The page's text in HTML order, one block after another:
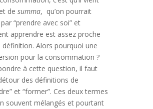
de summa, qu’on pourrait
“prendre avec soi” et
apprendre est assez proche
définition. Alors pourquoi une
pour la consommation ?
à cette question, il faut
des définitions de
et “former”. Ces deux termes
souvent mélangés et pourtant